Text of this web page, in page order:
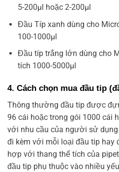
5-200µl hoặc 2-200µl
Đầu Típ xanh dùng cho
100-1000µl
Đầu típ trắng lớn dùng cho
tích 1000-5000µl
4. Cách chọn mua đầu tip
Thông thường đầu tip được
96 cái hoặc trong gói 1000 cái
với nhu cầu của người sử
đi kèm với mỗi loại đầu tip hay
hợp với thang thể tích của
đầu tip phụ thuộc vào nhiều